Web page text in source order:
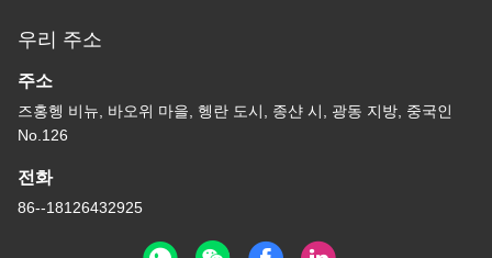
우리 주소
주소
즈홍헹 비뉴, 바오위 마을, 헹란 도시, 종샨 시, 광동 지방, 중국인
No.126
전화
86--18126432925